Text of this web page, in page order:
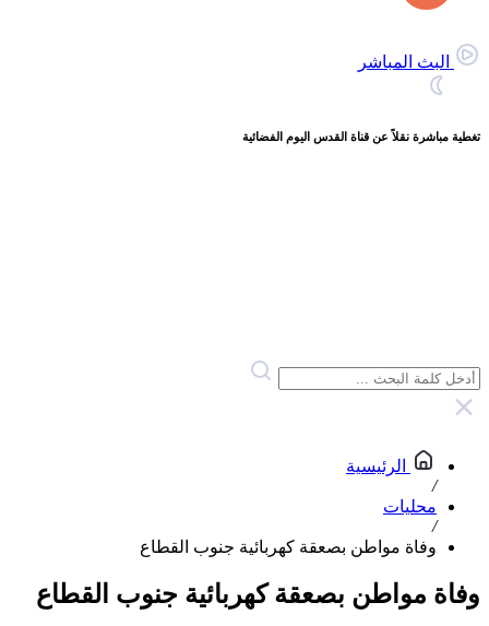
البث المباشر
تغطية مباشرة نقلاً عن قناة القدس اليوم الفضائية
الرئيسية
/
محليات
/
وفاة مواطن بصعقة كهربائية جنوب القطاع
وفاة مواطن بصعقة كهربائية جنوب القطاع